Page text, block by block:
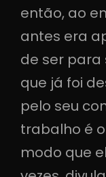
então, ao
antes era
de ser para
que já foi
pelo seu
trabalho é
modo que